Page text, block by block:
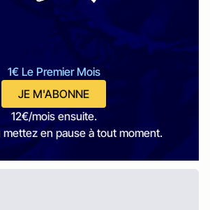
1€ Le Premier Mois
JE M'ABONNE
12€/mois ensuite.
en pause à tout moment.